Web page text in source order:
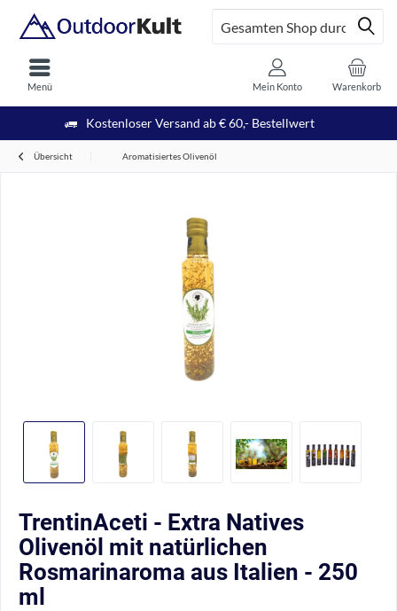
Kostenloser Versand ab € 60,- Bestellwert
Menü Warenkorb
Mein Konto
Übersicht Aromatisiertes Olivenöl
TrentinAceti - Extra Natives
Olivenöl mit natürlichen
Rosmarinaroma aus Italien - 250
ml